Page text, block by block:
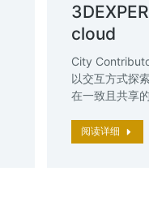
cloud
City
以交互方式探
在一致且共享
阅读详细